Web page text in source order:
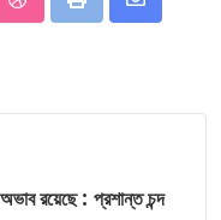
StumbleUpon
Print
Share
রয়েছে : প্রশান্ত চন্দ